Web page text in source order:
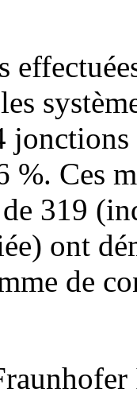
%. Ces
319
ont
de